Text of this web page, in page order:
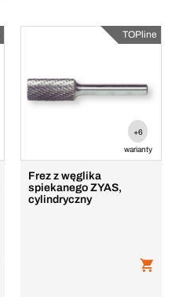
TOPline
+6
warianty
Frez z węglika
spiekanego ZYAS,
cylindryczny